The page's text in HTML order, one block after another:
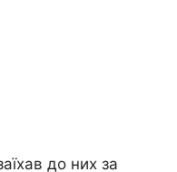
до них за